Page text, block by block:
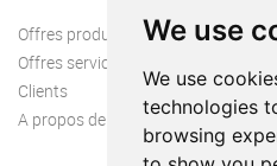
We use
We use
technologies
browsing
Offres produit
Offres services
Clients
A propos de nous